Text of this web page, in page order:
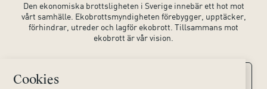
Cookies
Den ekonomiska brottsligheten i Sverige innebär ett hot mot
vårt samhälle. Ekobrottsmyndigheten förebygger, upptäcker,
förhindrar, utreder och lagför ekobrott. Tillsammans mot
ekobrott är vår vision.
Kontaktuppgifter